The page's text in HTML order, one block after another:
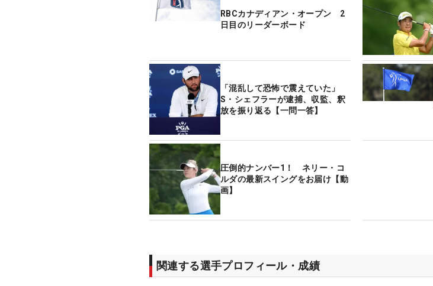
RBCカナディアン・オープン 2
日目のリーダーボード
「混乱して恐怖で震えていた」
S・シェフラーが逮捕、収監、釈
放を振り返る【一問一答】
圧倒的ナンバー1！ ネリー・コ
ルダの最新スイングをお届け【動
画】
関連する選手プロフィール・成績